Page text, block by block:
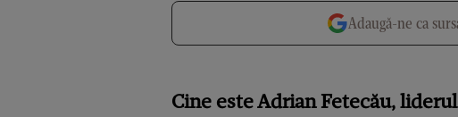
Adaugă-ne ca
Cine este Adrian Fetecău,